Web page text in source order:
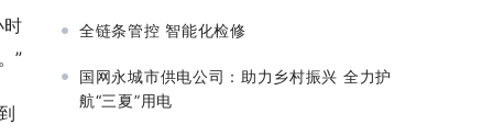
”
全链条管控 智能化检修
国网永城市供电公司：助力乡村振兴 全力护
航“三夏”用电